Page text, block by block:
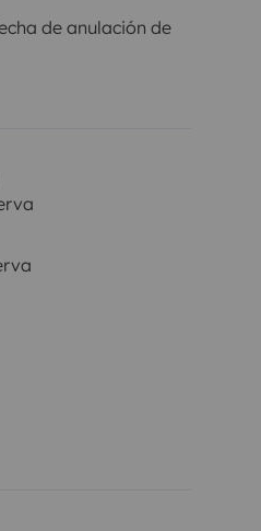
de anulación de